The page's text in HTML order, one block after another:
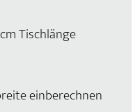
Tischlänge
einberechnen